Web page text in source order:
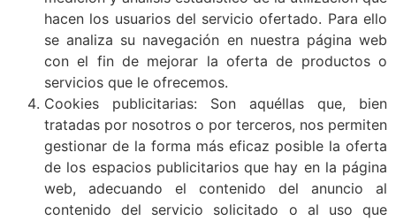
hacen los usuarios del servicio ofertado. Para ello
se analiza su navegación en nuestra página web
con el fin de mejorar la oferta de productos o
servicios que le ofrecemos.
Cookies publicitarias: Son aquéllas que, bien
tratadas por nosotros o por terceros, nos permiten
gestionar de la forma más eficaz posible la oferta
de los espacios publicitarios que hay en la página
web, adecuando el contenido del anuncio al
contenido del servicio solicitado o al uso que